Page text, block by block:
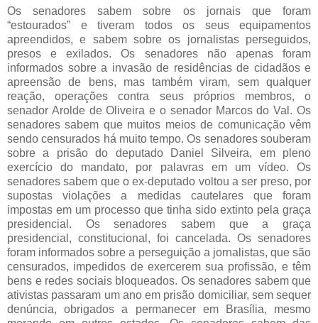
Os senadores sabem sobre os jornais que foram
“estourados” e tiveram todos os seus equipamentos
apreendidos, e sabem sobre os jornalistas perseguidos,
presos e exilados. Os senadores não apenas foram
informados sobre a invasão de residências de cidadãos e
apreensão de bens, mas também viram, sem qualquer
reação, operações contra seus próprios membros, o
senador Arolde de Oliveira e o senador Marcos do Val. Os
senadores sabem que muitos meios de comunicação vêm
sendo censurados há muito tempo. Os senadores souberam
sobre a prisão do deputado Daniel Silveira, em pleno
exercício do mandato, por palavras em um vídeo. Os
senadores sabem que o ex-deputado voltou a ser preso, por
supostas violações a medidas cautelares que foram
impostas em um processo que tinha sido extinto pela graça
presidencial. Os senadores sabem que a graça
presidencial, constitucional, foi cancelada. Os senadores
foram informados sobre a perseguição a jornalistas, que são
censurados, impedidos de exercerem sua profissão, e têm
bens e redes sociais bloqueados. Os senadores sabem que
ativistas passaram um ano em prisão domiciliar, sem sequer
denúncia, obrigados a permanecer em Brasília, mesmo